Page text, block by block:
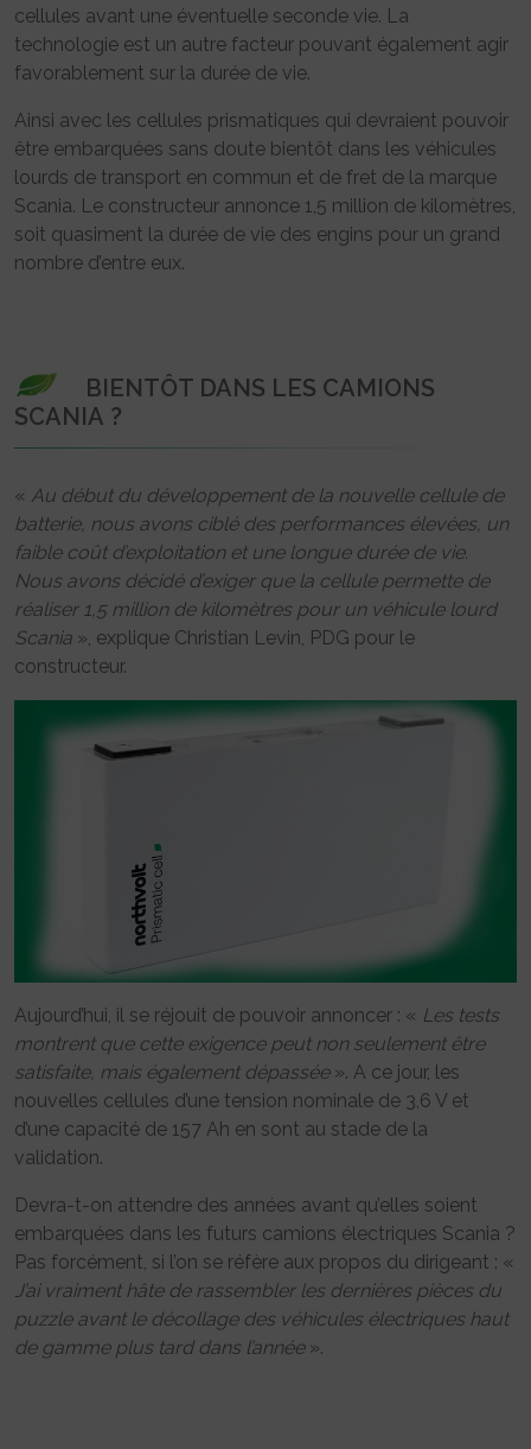
cellules avant une éventuelle seconde vie. La
technologie est un autre facteur pouvant également agir
favorablement sur la durée de vie.
Ainsi avec les cellules prismatiques qui devraient pouvoir
être embarquées sans doute bientôt dans les véhicules
lourds de transport en commun et de fret de la marque
Scania. Le constructeur annonce 1,5 million de kilomètres,
soit quasiment la durée de vie des engins pour un grand
nombre d’entre eux.
BIENTÔT DANS LES CAMIONS
SCANIA ?
« Au début du développement de la nouvelle cellule de
batterie, nous avons ciblé des performances élevées, un
faible coût d’exploitation et une longue durée de vie.
Nous avons décidé d’exiger que la cellule permette de
réaliser 1,5 million de kilomètres pour un véhicule lourd
Scania », explique Christian Levin, PDG pour le
constructeur.
Aujourd’hui, il se réjouit de pouvoir annoncer : « Les tests
montrent que cette exigence peut non seulement être
satisfaite, mais également dépassée». A ce jour, les
nouvelles cellules d’une tension nominale de 3,6 V et
d’une capacité de 157 Ah en sont au stade de la
validation.
Devra-t-on attendre des années avant qu’elles soient
embarquées dans les futurs camions électriques Scania ?
Pas forcément, si l’on se réfère aux propos du dirigeant : «
J’ai vraiment hâte de rassembler les dernières pièces du
puzzle avant le décollage des véhicules électriques haut
de gamme plus tard dans l’année».